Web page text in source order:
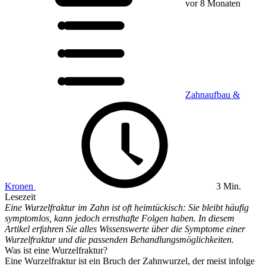
vor 8 Monaten
Zahnaufbau &
Kronen
3 Min.
Lesezeit
Eine Wurzelfraktur im Zahn ist oft heimtückisch: Sie bleibt häufig
symptomlos, kann jedoch ernsthafte Folgen haben. In diesem
Artikel erfahren Sie alles Wissenswerte über die Symptome einer
Wurzelfraktur und die passenden Behandlungsmöglichkeiten.
Was ist eine Wurzelfraktur?
Eine Wurzelfraktur ist ein Bruch der Zahnwurzel, der meist infolge